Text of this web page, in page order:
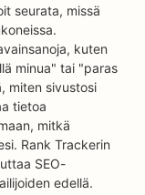
seurata, missä
kuten
minua" tai "paras
miten sivustosi
tietoa
mitkä
Rank Trackerin
SEO-
edellä.